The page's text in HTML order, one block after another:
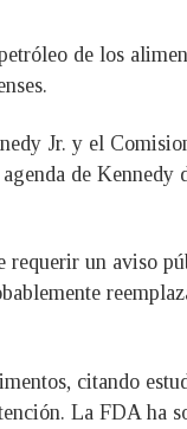
de los
Jr. y el
de Kennedy
requerir un aviso
citando
La FDA ha